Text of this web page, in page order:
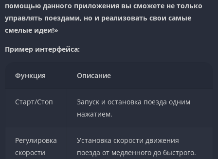
помощью данного приложения вы сможете не только
управлять поездами, но и реализовать свои самые
смелые идеи!»
Пример интерфейса:
Функция Описание
Старт/Стоп
Запуск и остановка поезда одним
нажатием.
Регулировка
скорости
Установка скорости движения
поезда от медленного до быстрого.